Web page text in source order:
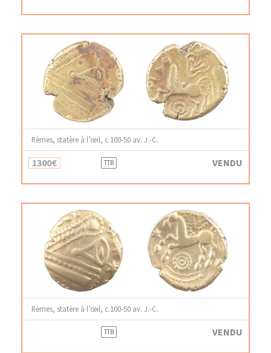
Rèmes, statère à l’œil, c.100-50 av. J.-C.
1300€ TTB VENDU
Rèmes, statère à l’œil, c.100-50 av. J.-C.
TTB VENDU